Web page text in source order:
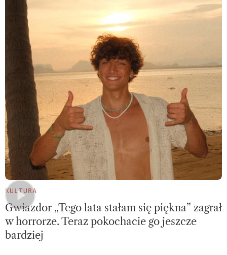
KULTURA
Gwiazdor „Tego lata stałam się piękna” zagrał
w horrorze. Teraz pokochacie go jeszcze
bardziej